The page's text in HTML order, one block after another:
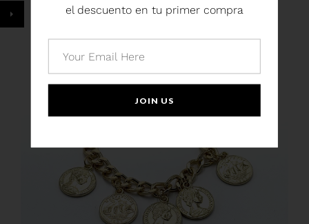
el descuento en tu primer compra
JOIN US